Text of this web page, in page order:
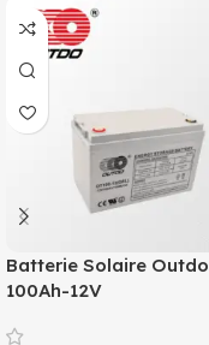
Batterie Solaire Outdo
100Ah-12V